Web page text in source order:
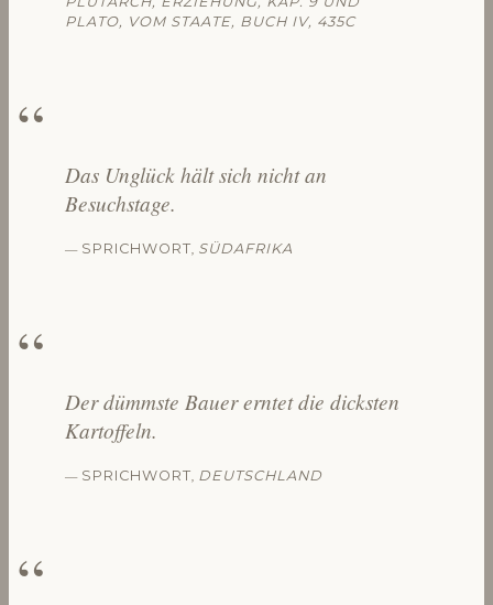
PLATO, VOM STAATE, BUCH IV, 435C
Das Unglück hält sich nicht an
Besuchstage.
— SPRICHWORT SÜDAFRIKA
Der dümmste Bauer erntet die dicksten
Kartoffeln.
— SPRICHWORT DEUTSCHLAND